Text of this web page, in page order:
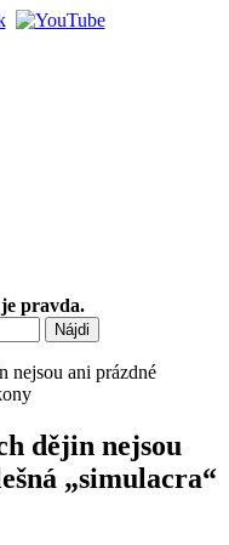
pravda.
dějin nejsou
„simulacra“